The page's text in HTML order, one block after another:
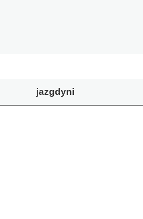
jazgdyni